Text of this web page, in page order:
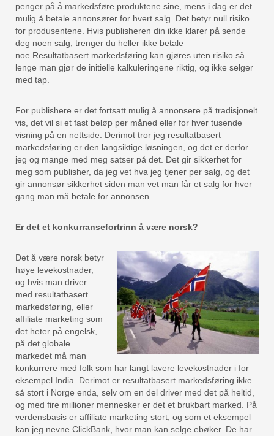
penger på å markedsføre produktene sine, mens i dag er det
mulig å betale annonsører for hvert salg. Det betyr null risiko
for produsentene. Hvis publisheren din ikke klarer på sende
deg noen salg, trenger du heller ikke betale
noe.Resultatbasert markedsføring kan gjøres uten risiko så
lenge man gjør de initielle kalkuleringene riktig, og ikke selger
med tap.
For publishere er det fortsatt mulig å annonsere på tradisjonelt
vis, det vil si et fast beløp per måned eller for hver tusende
visning på en nettside. Derimot tror jeg resultatbasert
markedsføring er den langsiktige løsningen, og det er derfor
jeg og mange med meg satser på det. Det gir sikkerhet for
meg som publisher, da jeg vet hva jeg tjener per salg, og det
gir annonsør sikkerhet siden man vet man får et salg for hver
gang man må betale for annonsen.
Er det et konkurransefortrinn å være norsk?
Det å være norsk betyr
høye levekostnader,
og hvis man driver
med resultatbasert
markedsføring, eller
affiliate marketing som
det heter på engelsk,
på det globale
markedet må man
konkurrere med folk som har langt lavere levekostnader i for
eksempel India. Derimot er resultatbasert markedsføring ikke
så stort i Norge enda, selv om en del driver med det på heltid,
og med fire millioner mennesker er det et brukbart marked. På
verdensbasis er affiliate marketing stort, og som et eksempel
kan jeg nevne ClickBank, hvor man kan selge ebøker. De har